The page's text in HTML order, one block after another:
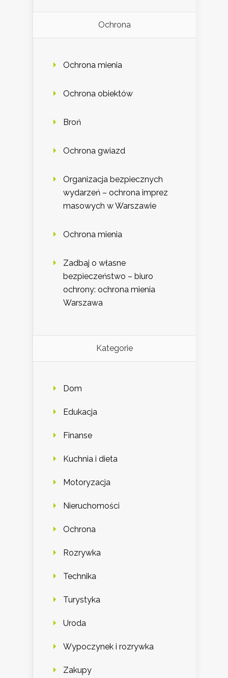
Ochrona
Ochrona mienia
Ochrona obiektów
Broń
Ochrona gwiazd
Organizacja bezpiecznych
wydarzeń – ochrona imprez
masowych w Warszawie
Ochrona mienia
Zadbaj o własne
bezpieczeństwo – biuro
ochrony: ochrona mienia
Warszawa
Kategorie
Dom
Edukacja
Finanse
Kuchnia i dieta
Motoryzacja
Nieruchomości
Ochrona
Rozrywka
Technika
Turystyka
Uroda
Wypoczynek i rozrywka
Zakupy